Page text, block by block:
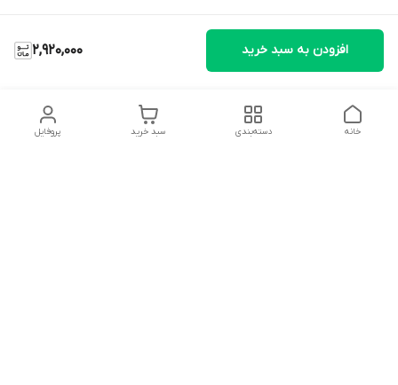
2,920,000 افزودن به سبد خرید
پروفایل سبد خرید دسته‌بندی خانه